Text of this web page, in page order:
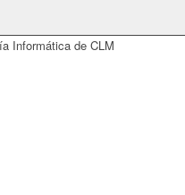
Informática de CLM